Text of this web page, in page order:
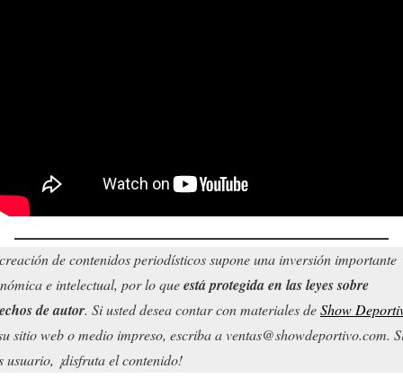
de contenidos periodísticos supone una inversión importante
e intelectual, por lo queestá protegida en las leyes sobre
de autor. Si usted desea contar con materiales deShow
sitio web o medio impreso, escriba a ventas@showdeportivo.com.
usuario, ¡disfruta el contenido!